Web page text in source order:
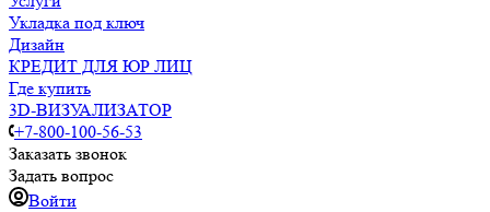
Укладка под ключ
Дизайн
КРЕДИТ ДЛЯ ЮР ЛИЦ
Где купить
3D-ВИЗУАЛИЗАТОР
+7-800-100-56-53
Заказать звонок
Задать вопрос
Войти